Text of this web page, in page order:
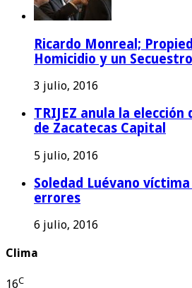
Ricardo Monreal;
Homicidio y un Secuestro
3 julio, 2016
TRIJEZ anula la
de Zacatecas Capital
5 julio, 2016
Soledad Luévano
errores
6 julio, 2016
Clima
16C